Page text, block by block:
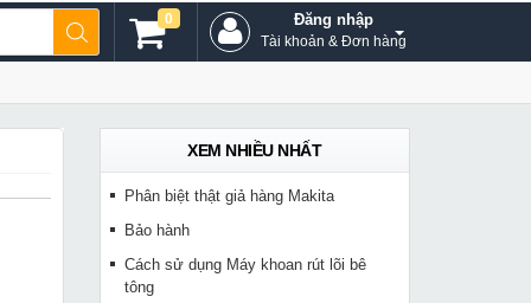
Đăng nhập
Tài khoản & Đơn hàng
0
XEM NHIỀU NHẤT
Phân biệt thật giả hàng Makita
Bảo hành
Cách sử dụng Máy khoan rút lõi bê
tông